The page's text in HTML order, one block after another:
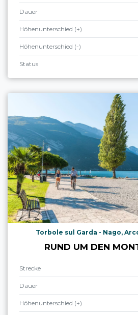
Dauer
Höhenunterschied (+)
Höhenunterschied (-)
Status
Torbole sul Garda - Nago,
RUND UM DEN
Strecke
Dauer
Höhenunterschied (+)